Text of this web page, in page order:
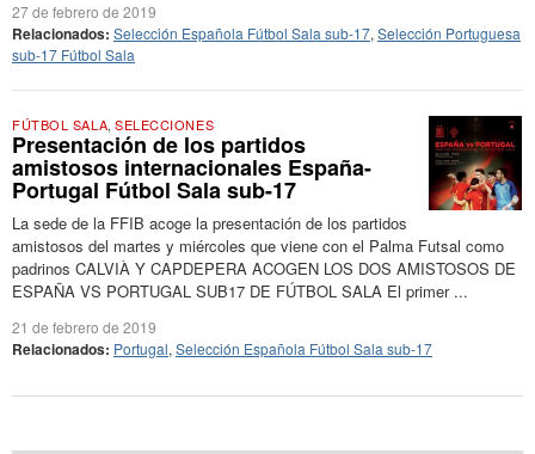
27 de febrero de 2019
Relacionados: Selección Española Fútbol Sala sub-17, Selección Portuguesa
sub-17 Fútbol Sala
FÚTBOL SALA,SELECCIONES
Presentación de los partidos
amistosos internacionales España-
Portugal Fútbol Sala sub-17
La sede de la FFIB acoge la presentación de los partidos
amistosos del martes y miércoles que viene con el Palma Futsal como
padrinos CALVIÀ Y CAPDEPERA ACOGEN LOS DOS AMISTOSOS DE
ESPAÑA VS PORTUGAL SUB17 DE FÚTBOL SALA El primer ...
21 de febrero de 2019
Relacionados: Portugal, Selección Española Fútbol Sala sub-17